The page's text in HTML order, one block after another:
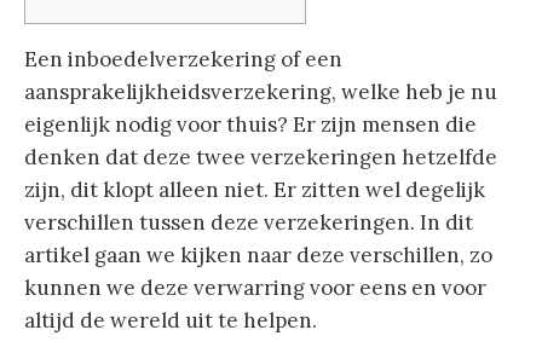
Een inboedelverzekering of een
aansprakelijkheidsverzekering, welke heb je nu
eigenlijk nodig voor thuis? Er zijn mensen die
denken dat deze twee verzekeringen hetzelfde
zijn, dit klopt alleen niet. Er zitten wel degelijk
verschillen tussen deze verzekeringen. In dit
artikel gaan we kijken naar deze verschillen, zo
kunnen we deze verwarring voor eens en voor
altijd de wereld uit te helpen.